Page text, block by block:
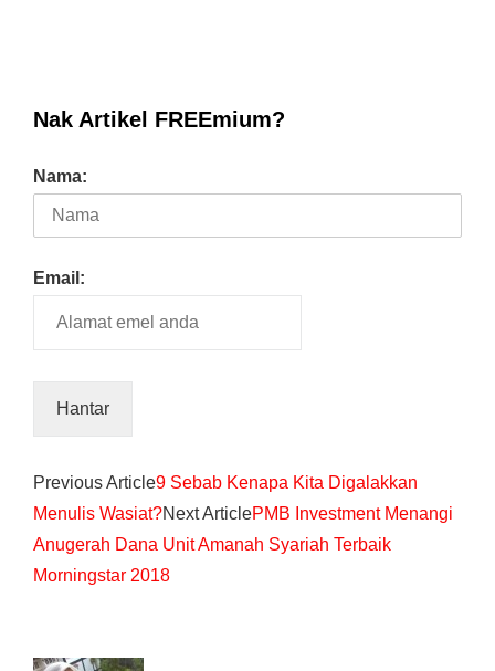
Nak Artikel FREEmium?
Nama:
Email:
Previous Article9 Sebab Kenapa Kita Digalakkan
Menulis Wasiat?Next ArticlePMB Investment Menangi
Anugerah Dana Unit Amanah Syariah Terbaik
Morningstar 2018